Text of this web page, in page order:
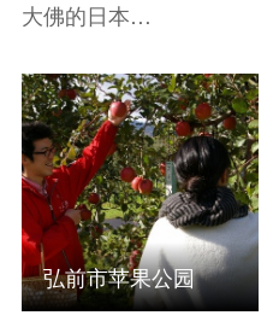
大佛的日本…
查看信息
弘前市苹果公园